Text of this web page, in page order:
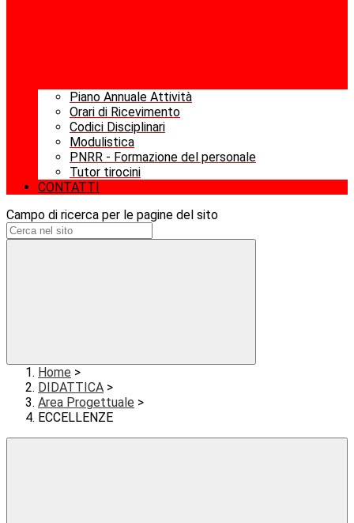
Piano Annuale Attività
Orari di Ricevimento
Codici Disciplinari
Modulistica
PNRR - Formazione del personale
Tutor tirocini
CONTATTI
Campo di ricerca per le pagine del sito
Home >
DIDATTICA >
Area Progettuale >
ECCELLENZE